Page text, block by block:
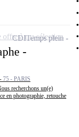
-
75 - PARIS
recherchons un(e)
en photographie, retouche
CDITemps plein
offre à ma sélection